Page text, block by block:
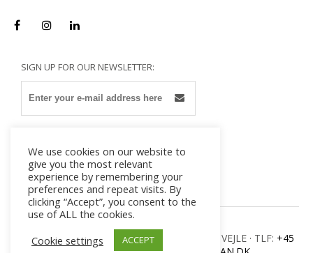
approfondita sulla procedura di
applicazione.
Se siete alla ricerca di un sigillo a
cavo certificato ISO 17712:2013 vi
La nostra società offre anche sigilli
per container (sigilli a chiodo)
certificati ISO 17712: 2013 –
potete leggere per es. la
descrizione di
SIGN UP FOR OUR NEWSLETTER:
MILADAN · ULVEHAVEVEJ 42-46 · DK – 7100 VEJLE · TLF: +45
We use cookies on our website to
give you the most relevant
experience by remembering your
preferences and repeat visits. By
clicking “Accept”, you consent to the
use of ALL the cookies.
Cookie settings
ACCEPT